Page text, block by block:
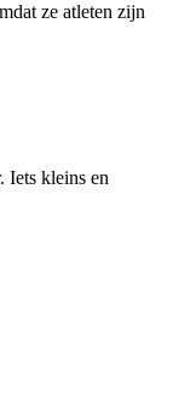
ze atleten zijn
Iets kleins en